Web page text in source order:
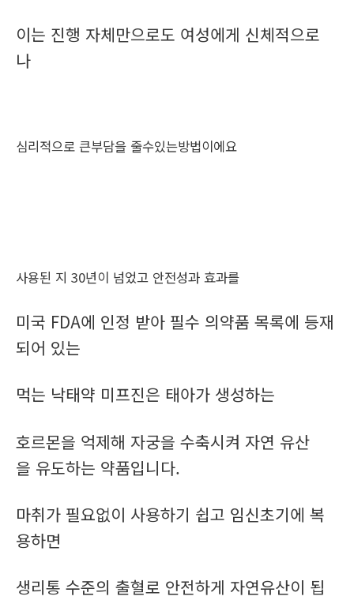
이는 진행 자체만으로도 여성에게 신체적으로
나
심리적으로 큰부담을 줄수있는방법이에요
사용된 지 30년이 넘었고 안전성과 효과를
미국 FDA에 인정 받아 필수 의약품 목록에 등재
되어 있는
먹는 낙태약 미프진은 태아가 생성하는
호르몬을 억제해 자궁을 수축시켜 자연 유산
을 유도하는 약품입니다.
마취가 필요없이 사용하기 쉽고 임신초기에 복
용하면
생리통 수준의 출혈로 안전하게 자연유산이 됩